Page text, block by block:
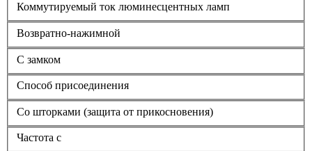
Коммутируемый ток люминесцентных ламп
Возвратно-нажимной
С замком
Способ присоединения
Со шторками (защита от прикосновения)
Частота с